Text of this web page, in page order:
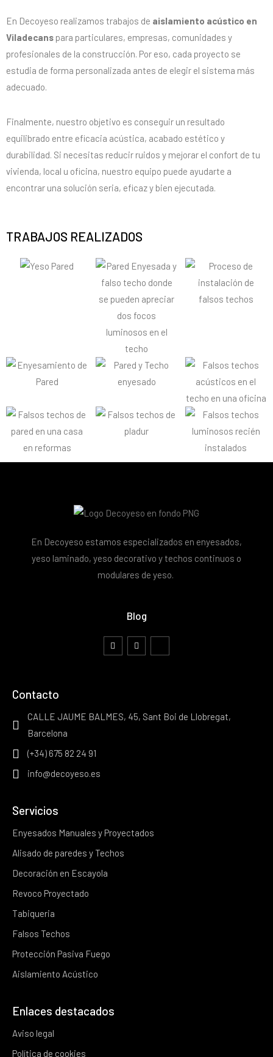
En Decoyeso realizamos trabajos de aislamiento acústico en
Viladecans para particulares, empresas, comunidades y
profesionales de la construcción. Por eso, cada proyecto se
estudia de forma personalizada antes de elegir el sistema más
adecuado.
Finalmente, nuestro objetivo es conseguir un resultado
equilibrado entre eficacia acústica, acabado estético y
durabilidad. Si necesitas reducir ruidos y mejorar el confort de tu
vivienda, local u oficina, nuestro equipo puede ayudarte a
encontrar una solución seria, eficaz y bien ejecutada.
TRABAJOS REALIZADOS
En Decoyeso estamos especializados en enyesados,
yeso laminado, yeso decorativo y techos continuos o
modulares de yeso.
Blog
Contacto
CALLE JAUME BALMES, 45, Sant Boi de Llobregat,
Barcelona
(+34) 675 82 24 91
info@decoyeso.es
Servicios
Enyesados Manuales y Proyectados
Alisado de paredes y Techos
Decoración en Escayola
Revoco Proyectado
Tabiqueria
Falsos Techos
Protección Pasiva Fuego
Aislamiento Acústico
Enlaces destacados
Aviso legal
Política de cookies